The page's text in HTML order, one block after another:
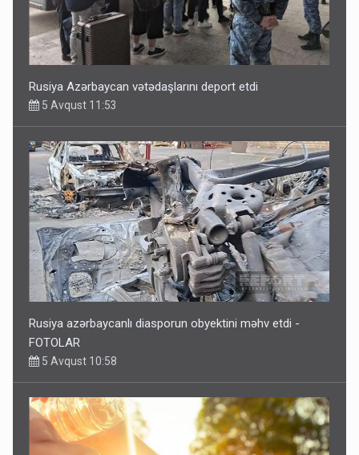
Rusiya Azərbaycan vətədaşlarını deport etdi
5 Avqust 11:53
Rusiya azərbaycanlı diasporun obyektini məhv etdi -
FOTOLAR
5 Avqust 10:58